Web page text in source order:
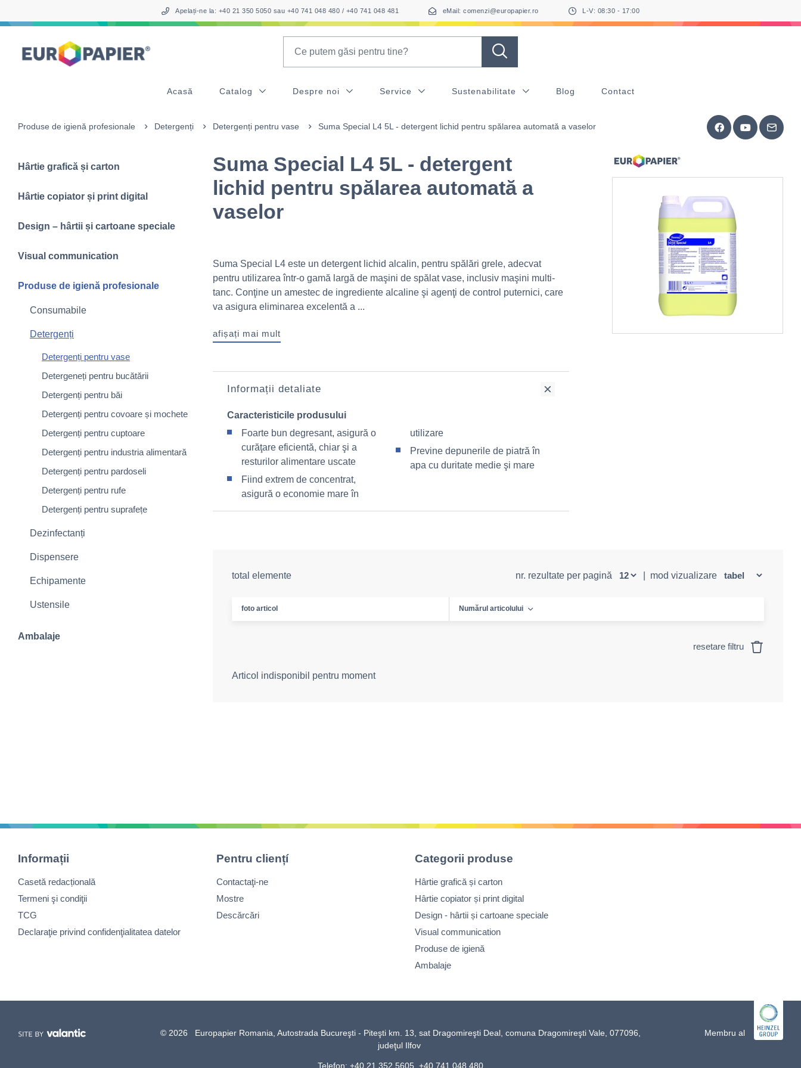
Apelați-ne la: +40 21 350 5050 sau +40 741 048 480 / +40 741 048 481 eMail: comenzi@europapier.ro L-V: 08:30 - 17:00
Acasă Catalog Despre noi Service Sustenabilitate Blog Contact
Produse de igienă profesionale Detergenți Detergenți pentru vase Suma Special L4 5L - detergent lichid pentru spălarea automată a vaselor
Hârtie grafică și carton
Hârtie copiator și print digital
Design – hârtii și cartoane speciale
Visual communication
Produse de igienă profesionale
Consumabile
Detergenți
Detergenți pentru vase
Detergeneți pentru bucătării
Detergenți pentru băi
Detergenți pentru covoare și mochete
Detergenți pentru cuptoare
Detergenți pentru industria alimentară
Detergenți pentru pardoseli
Detergenți pentru rufe
Detergenți pentru suprafețe
Dezinfectanți
Dispensere
Echipamente
Ustensile
Ambalaje
Suma Special L4 5L - detergent
lichid pentru spălarea automată a
vaselor
Suma Special L4 este un detergent lichid alcalin, pentru spălări grele, adecvat
pentru utilizarea într-o gamă largă de maşini de spălat vase, inclusiv maşini multi-
tanc. Conţine un amestec de ingrediente alcaline şi agenţi de control puternici, care
va asigura eliminarea excelentă a ...
afișați mai mult
Informații detaliate
Caracteristicile produsului
Foarte bun degresant, asigură o
curăţare eficientă, chiar şi a
resturilor alimentare uscate
Fiind extrem de concentrat,
asigură o economie mare în
utilizare
Previne depunerile de piatră în
apa cu duritate medie şi mare
total elemente nr. rezultate per pagină mod vizualizare
foto articol Numărul articolului
resetare filtru
Articol indisponibil pentru moment
Informații
Casetă redacțională
Termeni şi condiţii
TCG
Declaraţie privind confidenţialitatea datelor
Pentru cliențí
Contactaţi-ne
Mostre
Descărcări
Categorii produse
Hârtie grafică și carton
Hârtie copiator și print digital
Design - hârtii și cartoane speciale
Visual communication
Produse de igienă
Ambalaje
© 2026 Europapier Romania, Autostrada Bucureşti - Piteşti km. 13, sat Dragomireşti Deal, comuna Dragomireşti Vale, 077096,
judeţul Ilfov
Telefon: +40 21 352 5605, +40 741 048 480
Membru al